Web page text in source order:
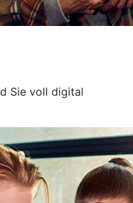
Sie voll digital